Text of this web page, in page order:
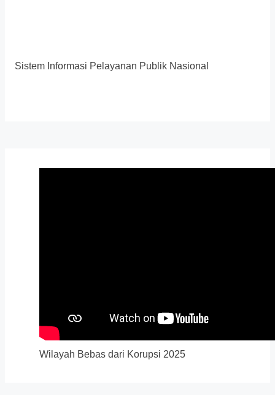
Sistem Informasi Pelayanan Publik Nasional
Wilayah Bebas dari Korupsi 2025